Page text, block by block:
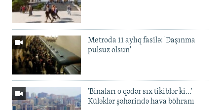
Metroda 11 aylıq fasilə: 'Daşınma
pulsuz olsun'
'Binaları o qədər sıx tikiblər ki...' —
Küləklər şəhərində hava böhranı